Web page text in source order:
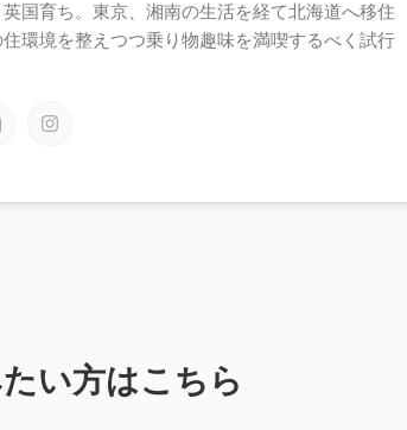
国育ち。東京、湘南の生活を経て北海道へ移住
住環境を整えつつ乗り物趣味を満喫するべく試行
い方はこちら